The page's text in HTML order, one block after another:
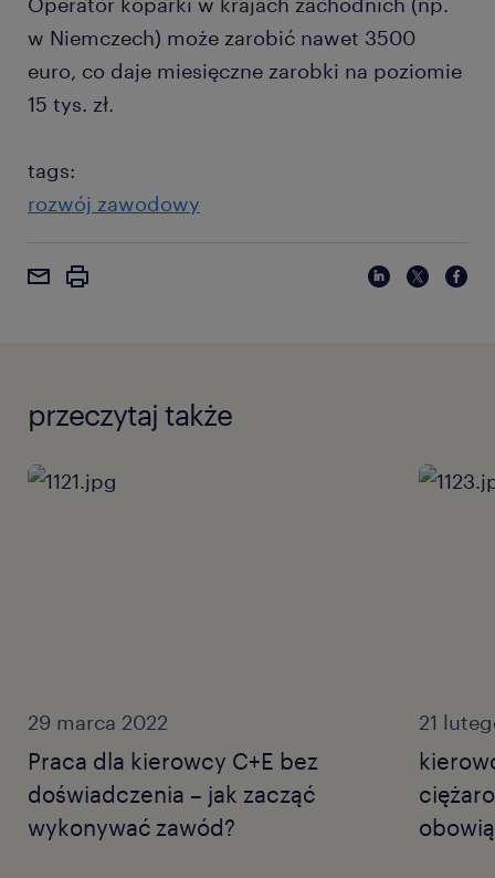
w Niemczech) może zarobić nawet 3500
euro, co daje miesięczne zarobki na poziomie
15 tys. zł.
tags:
rozwój zawodowy
przeczytaj także
29 marca 2022
Praca dla kierowcy C+E bez
doświadczenia – jak zacząć
wykonywać zawód?
21